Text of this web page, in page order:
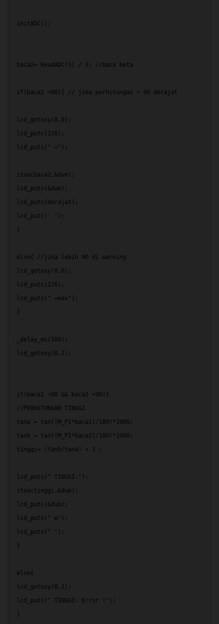
initADC();
baca2= ReadADC(5) / 3; //baca beta
if(baca2 <90){ // jika perhitungan < 90 derajat
lcd_gotoxy(8,0);
lcd_putc(226);
lcd_puts(" =");
itoa(baca2,&dum);
lcd_puts(&dum);
lcd_putc(derajat);
lcd_putc(' ');
}
else{ //jika lebih 90 di warning
lcd_gotoxy(8,0);
lcd_putc(226);
lcd_puts(" =max");
}
_delay_ms(100);
lcd_gotoxy(0,1);
if(baca1 <90 && baca2 <90){
//PERHITUNGAN TINGGI
tana = tan((M_PI*baca1)/180)*1000;
tanb = tan((M_PI*baca2)/180)*1000;
tinggi= (tanb/tana) + 1 ;
lcd_puts(" TINGGI:");
itoa(tinggi,&dum);
lcd_puts(&dum);
lcd_puts(" m");
lcd_puts(" ");
}
else{
lcd_gotoxy(0,1);
lcd_puts(" TINGGI: Error !");
}